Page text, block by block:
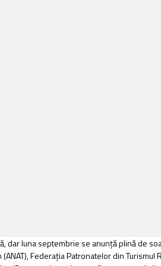
dar luna septembrie se anunță plină de
Federaţia Patronatelor din Turismul